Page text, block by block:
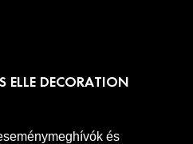
ELLE DECORATION
és